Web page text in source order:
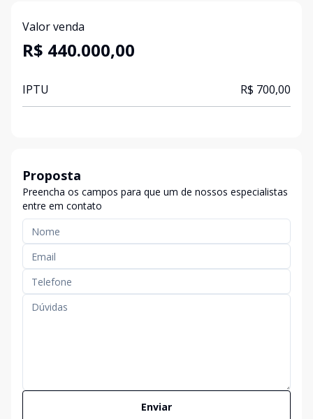
Valor venda
R$ 440.000,00
IPTU R$ 700,00
Proposta
Preencha os campos para que um de nossos especialistas
entre em contato
Enviar